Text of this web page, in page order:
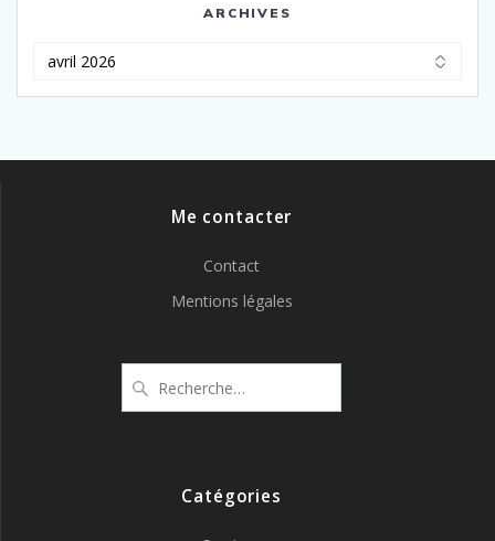
ARCHIVES
Me contacter
Contact
Mentions légales
pour
Catégories